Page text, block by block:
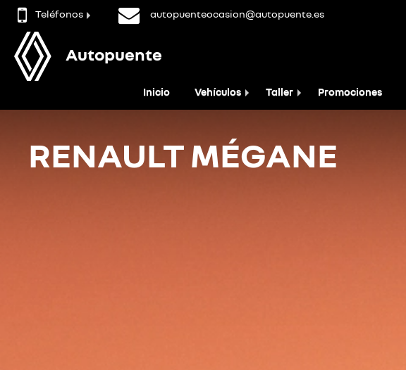
Teléfonos autopuenteocasion@autopuente.es
Autopuente
Inicio Vehículos Taller Promociones
RENAULT MÉGANE